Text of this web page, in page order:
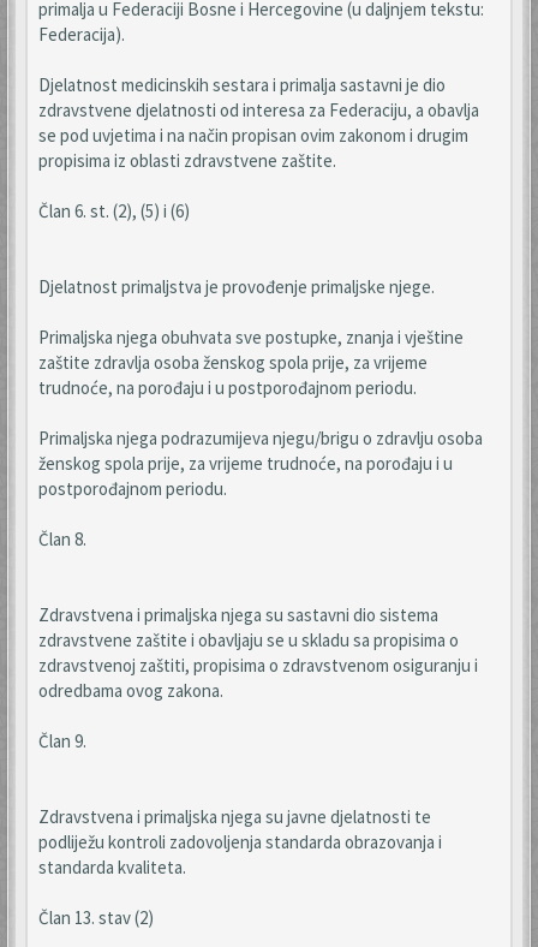
primalja u Federaciji Bosne i Hercegovine (u daljnjem tekstu:
Federacija).
Djelatnost medicinskih sestara i primalja sastavni je dio
zdravstvene djelatnosti od interesa za Federaciju, a obavlja
se pod uvjetima i na način propisan ovim zakonom i drugim
propisima iz oblasti zdravstvene zaštite.
Član 6. st. (2), (5) i (6)
Djelatnost primaljstva je provođenje primaljske njege.
Primaljska njega obuhvata sve postupke, znanja i vještine
zaštite zdravlja osoba ženskog spola prije, za vrijeme
trudnoće, na porođaju i u postporođajnom periodu.
Primaljska njega podrazumijeva njegu/brigu o zdravlju osoba
ženskog spola prije, za vrijeme trudnoće, na porođaju i u
postporođajnom periodu.
Član 8.
Zdravstvena i primaljska njega su sastavni dio sistema
zdravstvene zaštite i obavljaju se u skladu sa propisima o
zdravstvenoj zaštiti, propisima o zdravstvenom osiguranju i
odredbama ovog zakona.
Član 9.
Zdravstvena i primaljska njega su javne djelatnosti te
podliježu kontroli zadovoljenja standarda obrazovanja i
standarda kvaliteta.
Član 13. stav (2)